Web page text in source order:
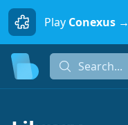
Play Conexus →
Search...